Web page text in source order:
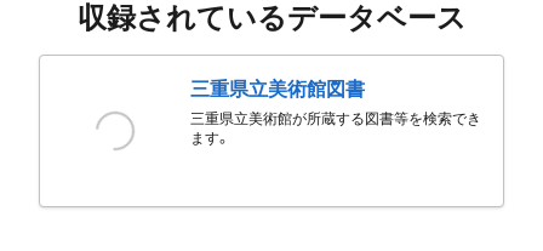
収録されているデータベース
三重県立美術館図書
三重県立美術館が所蔵する図書等を検索でき
ます。